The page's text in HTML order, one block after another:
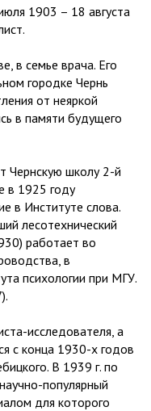
1903 – 18 августа
в семье врача. Его
городке Чернь
от неяркой
в памяти будущего
Чернскую школу 2-й
в 1925 году
в Институте слова.
лесотехнический
работает во
в
психологии при МГУ.
исследователя, а
с конца 1930-х годов
В 1939 г. по
популярный
для которого